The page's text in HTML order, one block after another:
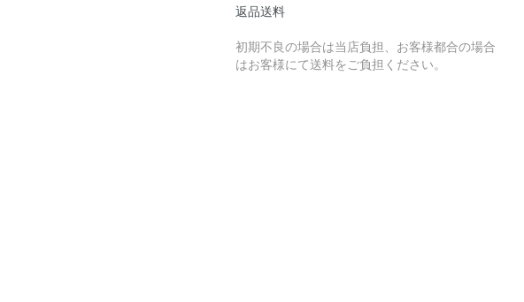
返品送料
初期不良の場合は当店負担、お客様都合の場合
はお客様にて送料をご負担ください。